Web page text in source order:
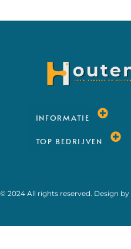
INFORMATIE
TOP BEDRIJVEN
© 2024 All rights reserved. Design by